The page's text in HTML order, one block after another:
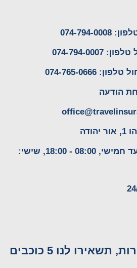
0008
794-0007
074-765-0666
מכירות: ראשון עד חמישי, 08:00 - 18:00, שישי:
לנו 5 כוכבים